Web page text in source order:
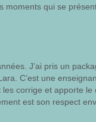
moments qui se
J’ai pris un
C’est une
corrige et apporte le
est son respect